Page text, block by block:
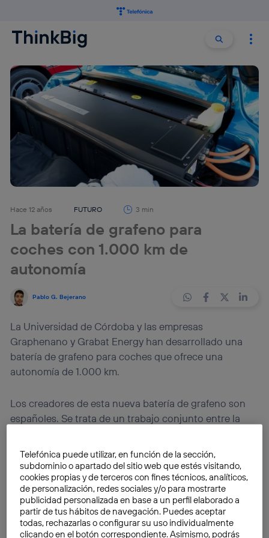
Buscar
Hace 12 años FUTURO 3 min
La batería de grafeno para
coches con 1.000 km de
autonomía
Pablo G. Bejerano
La Universidad de Córdoba y las empresas
Graphenano y Grabat Energy han desarrollado una
batería de grafeno para coches que ofrece una
autonomía de 1.000 km.
Los creadores de esta nueva batería de grafeno son
españoles. Se trata de un trabajo conjunto entre la
Graphenano y la empresa recién abierta Grabat
Energy. El desarrollo cuenta con una densidad
energética mayor que la tecnología actual de ion-litio,
con lo que el peso deja de ser un problema. Esto
permitiría a un cocherecorrer hasta 1.000 km con
una sola carga, una autonomía muy superior a la que
Telefónica puede utilizar, en función de la sección,
subdominio o apartado del sitio web que estés visitando,
cookies propias y de terceros con fines técnicos, analíticos,
de personalización, redes sociales y/o para mostrarte
publicidad personalizada en base a un perfil elaborado a
partir de tus hábitos de navegación. Puedes aceptar
todas, rechazarlas o configurar su uso individualmente
clicando en el botón correspondiente. Asimismo, podrás